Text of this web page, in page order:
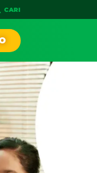
CARI